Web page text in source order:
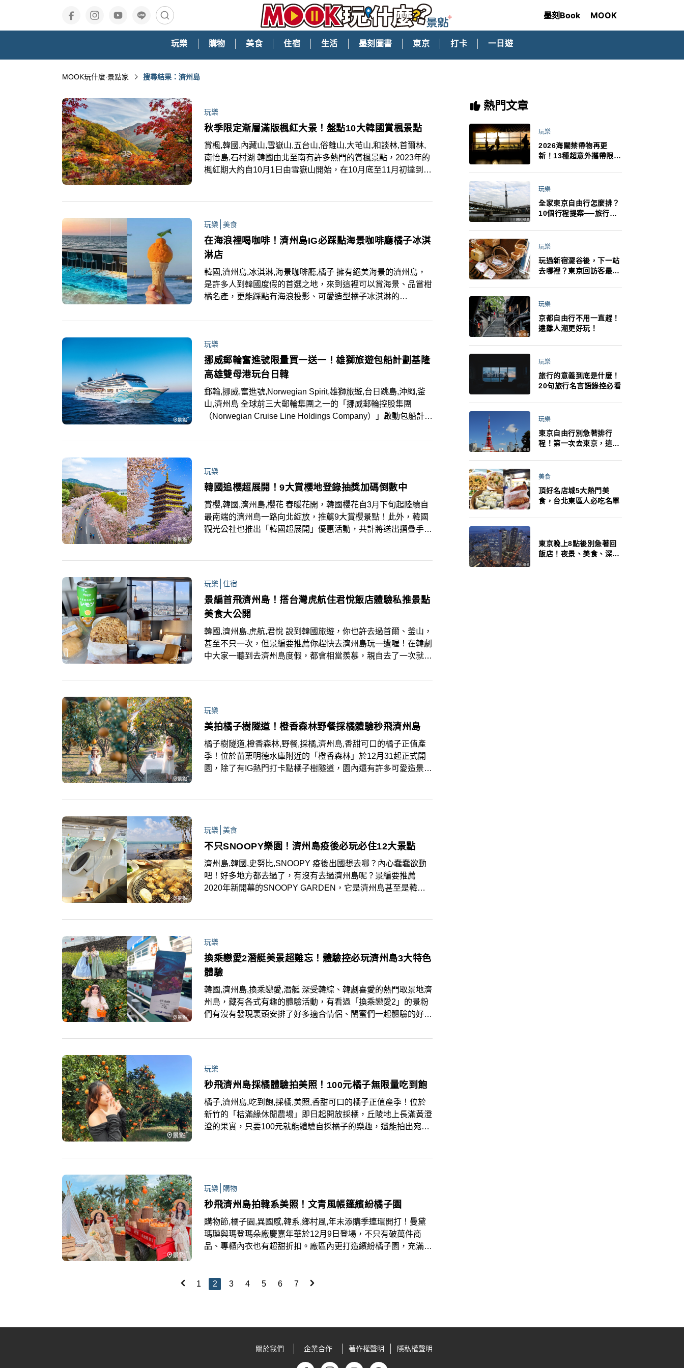
墨刻Book MOOK
玩樂 購物 美食 住宿 生活 墨刻圖書 東京 打卡 一日遊
MOOK玩什麼‧景點家 搜尋結果：濟州島
玩樂
秋季限定漸層滿版楓紅大景！盤點10大韓國賞楓景點
賞楓,韓國,內藏山,雪嶽山,五台山,俗離山,大芚山,和談林,首爾林,
南怡島,石村湖 韓國由北至南有許多熱門的賞楓景點，2023年的
楓紅期大約自10月1日由雪嶽山開始，在10月底至11月初達到高
玩樂 美食
在海浪裡喝咖啡！濟州島IG必踩點海景咖啡廳橘子冰淇
淋店
韓國,濟州島,冰淇淋,海景咖啡廳,橘子 擁有絕美海景的濟州島，
是許多人到韓國度假的首選之地，來到這裡可以賞海景、品嘗柑
橘名產，更能踩點有海浪投影、可愛造型橘子冰淇淋的
推薦這一間喔！
玩樂
挪威郵輪奮進號限量買一送一！雄獅旅遊包船計劃基隆
高雄雙母港玩台日韓
郵輪,挪威,奮進號,Norwegian Spirit,雄獅旅遊,台日跳島,沖繩,釜
山,濟州島 全球前三大郵輪集團之一的「挪威郵輪控股集團
（Norwegian Cruise Line Holdings Company）」啟動包船計
以基隆、高雄雙母港推出26趟次航程，台灣及亞洲旅客可領先
台灣市場2024預期快速成長的獎勵旅遊、個人及家庭旅遊需
求，結合港口經濟及周邊觀光資源，預估將為台灣創造逾20億
元的郵輪產業商機。
玩樂
韓國追櫻超展開！9大賞櫻地登錄抽獎加碼倒數中
賞櫻,韓國,濟州島,櫻花 春暖花開，韓國櫻花自3月下旬起陸續自
最南端的濟州島一路向北綻放，推薦9大賞櫻景點！此外，韓國
觀光公社也推出「韓國超展開」優惠活動，共計將送出摺疊手
玩樂 住宿
景編首飛濟州島！搭台灣虎航住君悅飯店體驗私推景點
美食大公開
韓國,濟州島,虎航,君悅 說到韓國旅遊，你也許去過首爾、釜山，
甚至不只一次，但景編要推薦你趕快去濟州島玩一遭喔！在韓劇
中大家一聽到去濟州島度假，都會相當羨慕，親自去了一次就了
機場，就是滿滿的悠閒氛圍，太喜歡了～景編這次是搭台灣虎
看看吧！
玩樂
美拍橘子樹隧道！橙香森林野餐採橘體驗秒飛濟州島
橘子樹隧道,橙香森林,野餐,採橘,濟州島,香甜可口的橘子正值產
季！位於苗栗明德水庫附近的「橙香森林」於12月31起正式開
園，除了有IG熱門打卡點橘子樹隧道，園內還有許多可愛造景可
玩樂 美食
不只SNOOPY樂園！濟州島疫後必玩必住12大景點
濟州島,韓國,史努比,SNOOPY 疫後出國想去哪？內心蠢蠢欲動
吧！好多地方都去過了，有沒有去過濟州島呢？景編要推薦
2020年新開幕的SNOOPY GARDEN，它是濟州島甚至是韓國
玩樂
換乘戀愛2潛艇美景超難忘！體驗控必玩濟州島3大特色
體驗
韓國,濟州島,換乘戀愛,潛艇 深受韓綜、韓劇喜愛的熱門取景地濟
州島，藏有各式有趣的體驗活動，有看過「換乘戀愛2」的景粉
們有沒有發現裏頭安排了好多適合情侶、閨蜜們一起體驗的好玩
編要介紹3大特色體驗，到濟州島別忘了排入行程喔 !
玩樂
秒飛濟州島採橘體驗拍美照！100元橘子無限量吃到飽
橘子,濟州島,吃到飽,採橘,美照,香甜可口的橘子正值產季！位於
新竹的「桔滿緣休閒農場」即日起開放採橘，丘陵地上長滿黃澄
澄的果實，只要100元就能體驗自採橘子的樂趣，還能拍出宛如
玩樂 購物
秒飛濟州島拍韓系美照！文青風帳篷繽紛橘子園
購物節,橘子園,異國感,韓系,鄉村風,年末添購季連環開打！曼黛
瑪璉與瑪登瑪朵廠慶嘉年華於12月9日登場，不只有破萬件商
品、專櫃內衣也有超甜折扣。廠區內更打造繽紛橘子園，充滿異
1 2 3 4 5 6 7
熱門文章
玩樂
2026海關禁帶物再更
新！13種超意外攜帶限
最高還罰百萬！注意事項
玩樂
全家東京自由行怎麼排？
10個行程提案──旅行不
法！
玩樂
玩過新宿澀谷後，下一站
去哪裡？東京回訪客最推
玩樂
京都自由行不用一直趕！
遠離人潮更好玩！
玩樂
旅行的意義到底是什麼！
20句旅行名言語錄控必看
玩樂
東京自由行別急著排行
程！第一次去東京，這10
美食
頂好名店城5大熱門美
食，台北東區人必吃名單
東京晚上8點後別急著回
飯店！夜景、美食、深夜
關於我們 企業合作 著作權聲明 隱私權聲明